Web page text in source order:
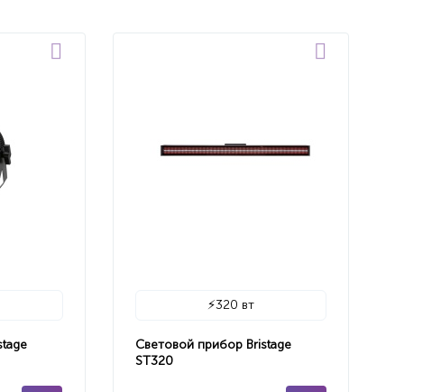
⚡320 вт
Световой прибор Bristage
ST320